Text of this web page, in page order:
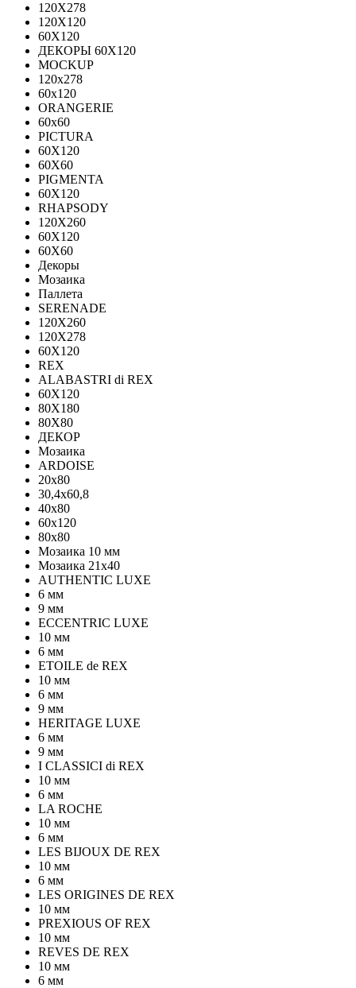
120X278
120Х120
60Х120
ДЕКОРЫ 60Х120
MOCKUP
120х278
60х120
ORANGERIE
60х60
PICTURA
60X120
60X60
PIGMENTA
60X120
RHAPSODY
120X260
60X120
60X60
Декоры
Мозаика
Паллета
SERENADE
120X260
120Х278
60X120
REX
ALABASTRI di REX
60X120
80X180
80X80
ДЕКОР
Мозаика
ARDOISE
20х80
30,4х60,8
40х80
60х120
80х80
Мозаика 10 мм
Мозаика 21х40
AUTHENTIC LUXE
6 мм
9 мм
ECCENTRIC LUXE
10 мм
6 мм
ETOILE de REX
10 мм
6 мм
9 мм
HERITAGE LUXE
6 мм
9 мм
I CLASSICI di REX
10 мм
6 мм
LA ROCHE
10 мм
6 мм
LES BIJOUX DE REX
10 мм
6 мм
LES ORIGINES DE REX
10 мм
PREXIOUS OF REX
10 мм
REVES DE REX
10 мм
6 мм